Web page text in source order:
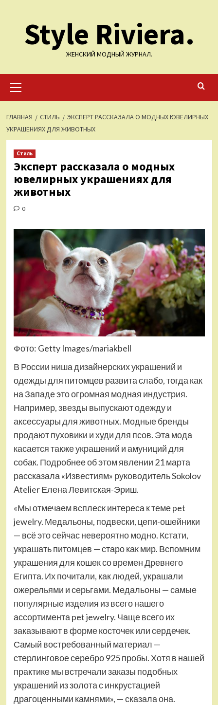
содержимомуStyle Riviera.
ЖЕНСКИЙ МОДНЫЙ ЖУРНАЛ.
меню
ГЛАВНАЯ СТИЛЬ
ЭКСПЕРТ РАССКАЗАЛА О МОДНЫХ ЮВЕЛИРНЫХ
УКРАШЕНИЯХ ДЛЯ ЖИВОТНЫХ
Стиль
Эксперт рассказала о модных
ювелирных украшениях для
животных
0
Фото: Getty Images/mariakbell
В России ниша дизайнерских украшений и
одежды для питомцев развита слабо, тогда как
на Западе это огромная модная индустрия.
Например, звезды выпускают одежду и
аксессуары для животных. Модные бренды
продают пуховики и худи для псов. Эта мода
касается также украшений и амуниций для
собак. Подробнее об этом явлении 21 марта
рассказала «Известиям» руководитель Sokolov
Atelier Елена Левитская-Эриш.
«Мы отмечаем всплеск интереса к теме pet
jewelry. Медальоны, подвески, цепи-ошейники
— всё это сейчас невероятно модно. Кстати,
украшать питомцев — старо как мир. Вспомним
украшения для кошек со времен Древнего
Египта. Их почитали, как людей, украшали
ожерельями и серьгами. Медальоны — самые
популярные изделия из всего нашего
ассортимента pet jewelry. Чаще всего их
заказывают в форме косточек или сердечек.
Самый востребованный материал —
стерлинговое серебро 925 пробы. Хотя в нашей
практике мы встречали заказы подобных
украшений из золота с инкрустацией
драгоценными камнями», — сказала она.